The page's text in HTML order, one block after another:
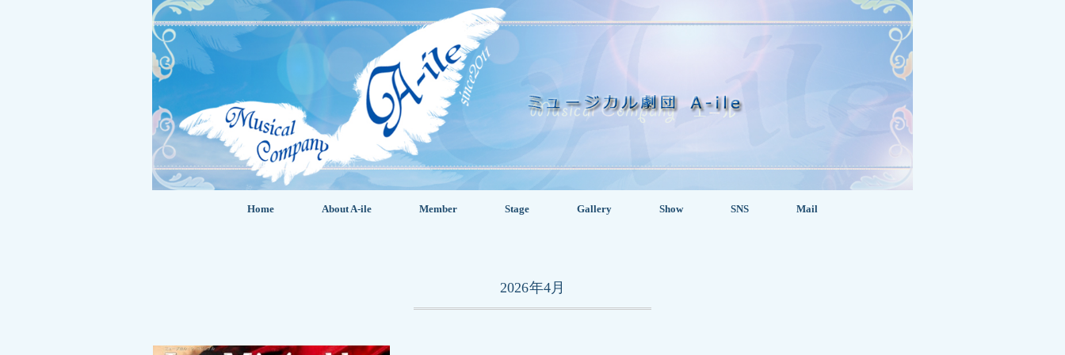
Home About A-ile Member Stage Gallery Show SNS Mail
2026年4月